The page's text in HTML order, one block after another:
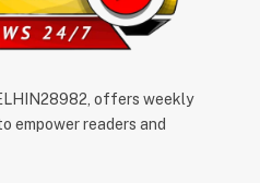
offers weekly
empower readers and